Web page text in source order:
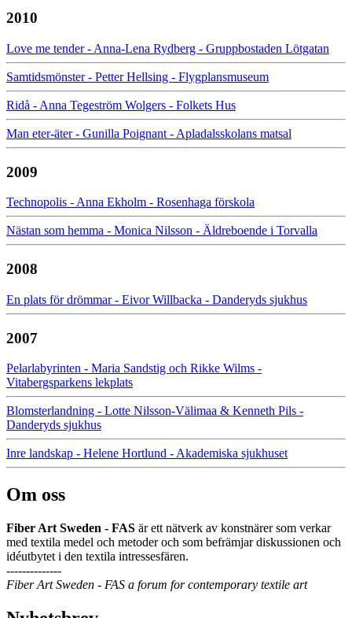
2010
Love me tender - Anna-Lena Rydberg - Gruppbostaden Lötgatan
Samtidsmönster - Petter Hellsing - Flygplansmuseum
Ridå - Anna Tegeström Wolgers - Folkets Hus
Man eter-äter - Gunilla Poignant - Apladalsskolans matsal
2009
Technopolis - Anna Ekholm - Rosenhaga förskola
Nästan som hemma - Monica Nilsson - Äldreboende i Torvalla
2008
En plats för drömmar - Eivor Willbacka - Danderyds sjukhus
2007
Pelarlabyrinten - Maria Sandstig och Rikke Wilms -
Vitabergsparkens lekplats
Blomsterlandning - Lotte Nilsson-Välimaa & Kenneth Pils -
Danderyds sjukhus
Inre landskap - Helene Hortlund - Akademiska sjukhuset
Om oss
Fiber Art Sweden - FAS är ett nätverk av konstnärer som verkar
med textila medel och metoder och som befrämjar diskussionen och
idéutbytet i den textila intressesfären.
--------------
Fiber Art Sweden - FAS a forum for contemporary textile art